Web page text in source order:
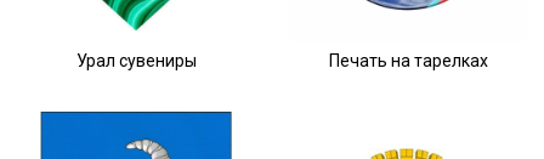
Урал сувениры Печать на тарелках